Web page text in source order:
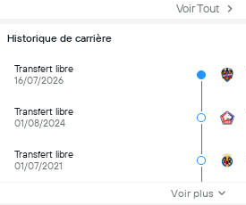
Voir Tout
Historique de carrière
Transfert libre
16/07/2026
Transfert libre
01/08/2024
Transfert libre
01/07/2021
Voir plus